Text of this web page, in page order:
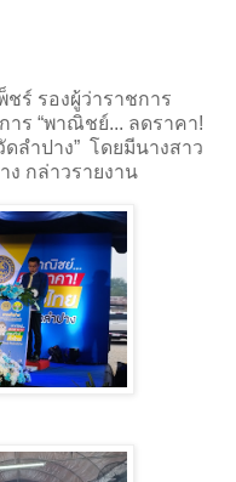
ร์ รองผู้ว่าราชการ
าร “พาณิชย์... ลดราคา!
ลำปาง” โดยมีนางสาว
ง กล่าวรายงาน